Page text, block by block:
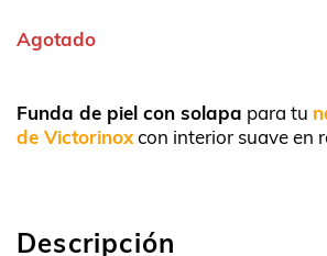
Agotado
Funda de piel con solapa para tu
de Victorinoxcon interior suave en
Descripción